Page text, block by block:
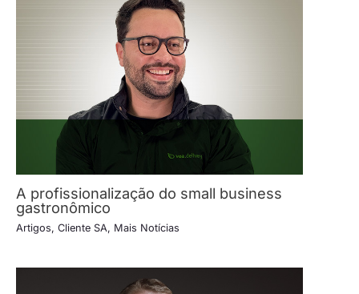
A profissionalização do small business
gastronômico
Artigos, Cliente SA, Mais Notícias